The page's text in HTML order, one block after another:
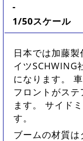
-
1/50スケール
日本では加藤
イツSCHWING
になります。
フロントがス
ます。 サイド
す。
ブームの材質